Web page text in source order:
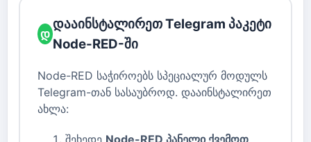
დ
დააინსტალირეთ Telegram პაკეტი
Node-RED-ში
Node-RED საჭიროებს სპეციალურ მოდულს
Telegram-თან სასაუბროდ. დააინსტალირეთ
ახლა:
შეხედე Node-RED პანელი ქვემოთ